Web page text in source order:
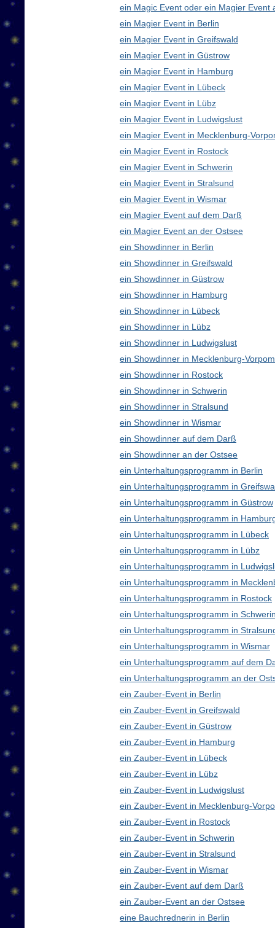
ein Magic Event oder ein Magier Event
ein Magier Event in Berlin
ein Magier Event in Greifswald
ein Magier Event in Güstrow
ein Magier Event in Hamburg
ein Magier Event in Lübeck
ein Magier Event in Lübz
ein Magier Event in Ludwigslust
ein Magier Event in Mecklenburg-
ein Magier Event in Rostock
ein Magier Event in Schwerin
ein Magier Event in Stralsund
ein Magier Event in Wismar
ein Magier Event auf dem Darß
ein Magier Event an der Ostsee
ein Showdinner in Berlin
ein Showdinner in Greifswald
ein Showdinner in Güstrow
ein Showdinner in Hamburg
ein Showdinner in Lübeck
ein Showdinner in Lübz
ein Showdinner in Ludwigslust
ein Showdinner in Mecklenburg-
ein Showdinner in Rostock
ein Showdinner in Schwerin
ein Showdinner in Stralsund
ein Showdinner in Wismar
ein Showdinner auf dem Darß
ein Showdinner an der Ostsee
ein Unterhaltungsprogramm in Berlin
ein Unterhaltungsprogramm in
ein Unterhaltungsprogramm in Güstrow
ein Unterhaltungsprogramm in
ein Unterhaltungsprogramm in Lübeck
ein Unterhaltungsprogramm in Lübz
ein Unterhaltungsprogramm in
ein Unterhaltungsprogramm in
ein Unterhaltungsprogramm in Rostock
ein Unterhaltungsprogramm in
ein Unterhaltungsprogramm in
ein Unterhaltungsprogramm in Wismar
ein Unterhaltungsprogramm auf dem
ein Unterhaltungsprogramm an der
ein Zauber-Event in Berlin
ein Zauber-Event in Greifswald
ein Zauber-Event in Güstrow
ein Zauber-Event in Hamburg
ein Zauber-Event in Lübeck
ein Zauber-Event in Lübz
ein Zauber-Event in Ludwigslust
ein Zauber-Event in Mecklenburg-
ein Zauber-Event in Rostock
ein Zauber-Event in Schwerin
ein Zauber-Event in Stralsund
ein Zauber-Event in Wismar
ein Zauber-Event auf dem Darß
ein Zauber-Event an der Ostsee
eine Bauchrednerin in Berlin